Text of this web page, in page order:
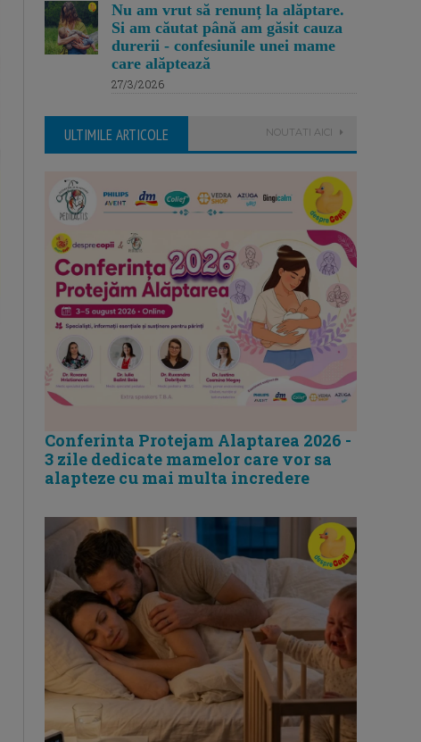
Nu am vrut să renunț la alăptare.
Si am căutat până am găsit cauza
durerii - confesiunile unei mame
care alăptează
27/3/2026
ULTIMILE ARTICOLE NOUTATI AICI
Conferinta Protejam Alaptarea 2026 -
3 zile dedicate mamelor care vor sa
alapteze cu mai multa incredere